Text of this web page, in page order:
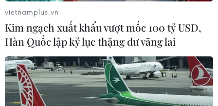
Trong cuộc họp trực tuyến với Quyền Bộ trưởng
Bộ Y tế Nguyễn Thanh Long, Giám đốc Tổ chức
Y tế thế giới (WHO) khu vực Tây Thái Bình
Dương, Tiến sỹ Takeshi Kasai tiếp tục khẳng
định và đưa ra ý kiến đánh giá Việt Nam đã trở
thành điểm sáng trên thế giới trong đẩy lùi dịch
COVID-19.
vietnamplus.vn
Kim ngạch xuất khẩu vượt mốc 100 tỷ USD,
Hàn Quốc lập kỷ lục thặng dư vãng lai